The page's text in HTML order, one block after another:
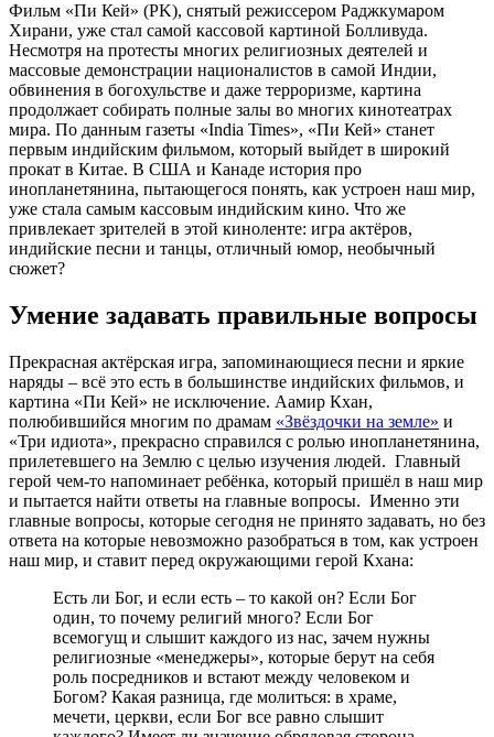
Фильм «Пи Кей» (PK), снятый режиссером Раджкумаром
Хирани, уже стал самой кассовой картиной Болливуда.
Несмотря на протесты многих религиозных деятелей и
массовые демонстрации националистов в самой Индии,
обвинения в богохульстве и даже терроризме, картина
продолжает собирать полные залы во многих кинотеатрах
мира. По данным газеты «India Times», «Пи Кей» станет
первым индийским фильмом, который выйдет в широкий
прокат в Китае. В США и Канаде история про
инопланетянина, пытающегося понять, как устроен наш мир,
уже стала самым кассовым индийским кино. Что же
привлекает зрителей в этой киноленте: игра актёров,
индийские песни и танцы, отличный юмор, необычный
сюжет?
Умение задавать правильные вопросы
Прекрасная актёрская игра, запоминающиеся песни и яркие
наряды – всё это есть в большинстве индийских фильмов, и
картина «Пи Кей» не исключение. Аамир Кхан,
полюбившийся многим по драмам «Звёздочки на земле» и
«Три идиота», прекрасно справился с ролью инопланетянина,
прилетевшего на Землю с целью изучения людей. Главный
герой чем-то напоминает ребёнка, который пришёл в наш мир
и пытается найти ответы на главные вопросы. Именно эти
главные вопросы, которые сегодня не принято задавать, но без
ответа на которые невозможно разобраться в том, как устроен
наш мир, и ставит перед окружающими герой Кхана:
Есть ли Бог, и если есть – то какой он? Если Бог
один, то почему религий много? Если Бог
всемогущ и слышит каждого из нас, зачем нужны
религиозные «менеджеры», которые берут на себя
роль посредников и встают между человеком и
Богом? Какая разница, где молиться: в храме,
мечети, церкви, если Бог все равно слышит